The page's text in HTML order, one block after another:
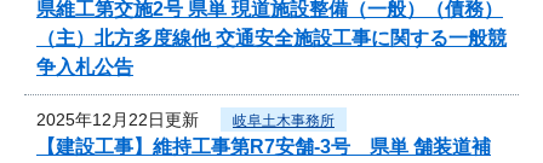
県維工第交施2号 県単 現道施設整備（一般）（債務）
（主）北方多度線他 交通安全施設工事に関する一般競
争入札公告
2025年12月22日更新 岐阜土木事務所
【建設工事】維持工事第R7安舗-3号 県単 舗装道補